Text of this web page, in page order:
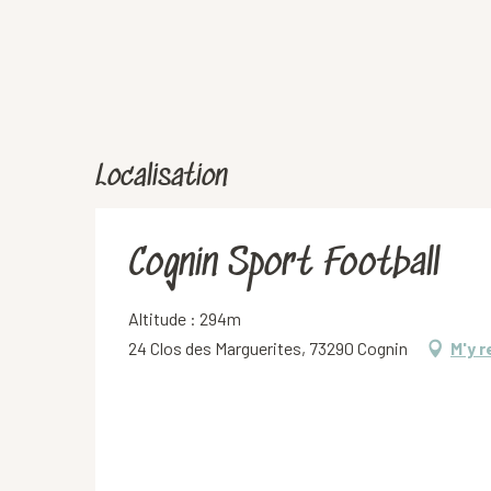
Localisation
Cognin Sport Football
Altitude : 294m
24 Clos des Marguerites, 73290 Cognin
M'y